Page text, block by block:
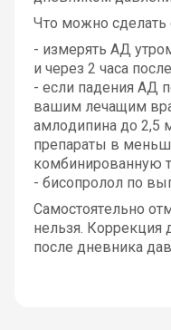
Что можно сделать
- измерять АД
и через 2 часа после
- если падения АД
вашим лечащим
амлодипина до 2,5
препараты в
комбинированную
- бисопролол по
Самостоятельно
нельзя. Коррекция
после дневника